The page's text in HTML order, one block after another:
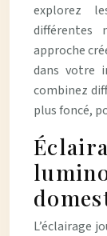
explorez
différentes
approche
dans votre
combinez
plus foncé,
L’éclairage